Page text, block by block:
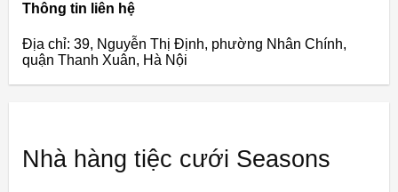
Thông tin liên hệ
Địa chỉ: 39, Nguyễn Thị Định, phường Nhân Chính,
quận Thanh Xuân, Hà Nội
Nhà hàng tiệc cưới Seasons